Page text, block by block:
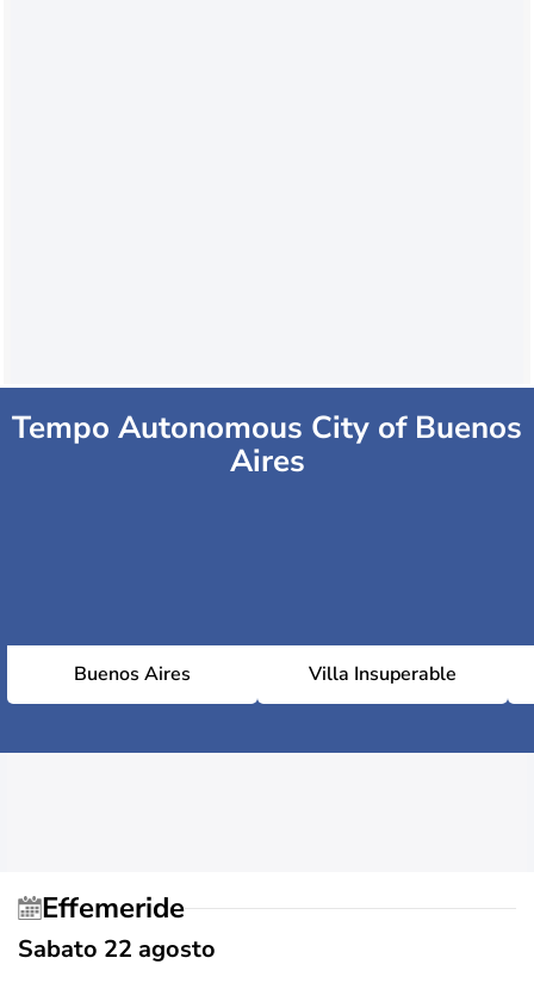
Tempo Autonomous City of Buenos
Aires
Buenos Aires Villa Insuperable
Effemeride
Sabato 22 agosto